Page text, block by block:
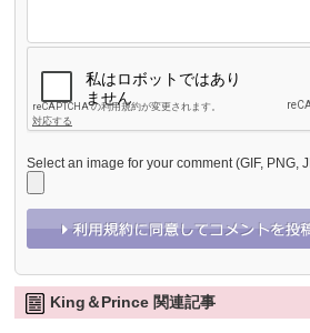
Select an image for your comment (GIF, PNG,
King＆Prince 関連記事